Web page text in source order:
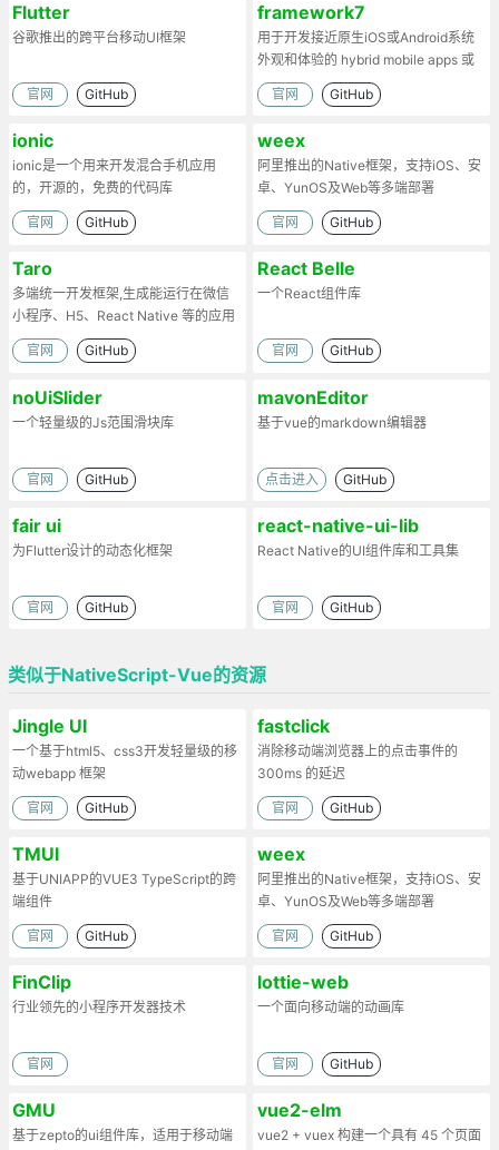
Flutter
谷歌推出的跨平台移动UI框架
官网 GitHub
framework7
用于开发接近原生iOS或Android系统
外观和体验的 hybrid mobile apps 或
web apps
官网 GitHub
ionic
ionic是一个用来开发混合手机应用
的，开源的，免费的代码库
官网 GitHub
weex
阿里推出的Native框架，支持iOS、安
卓、YunOS及Web等多端部署
官网 GitHub
Taro
多端统一开发框架,生成能运行在微信
小程序、H5、React Native 等的应用
官网 GitHub
React Belle
一个React组件库
官网 GitHub
noUiSlider
一个轻量级的Js范围滑块库
官网 GitHub
mavonEditor
基于vue的markdown编辑器
点击进入 GitHub
fair ui
为Flutter设计的动态化框架
官网 GitHub
react-native-ui-lib
React Native的UI组件库和工具集
官网 GitHub
类似于NativeScript-Vue的资源
Jingle UI
一个基于html5、css3开发轻量级的移
动webapp 框架
官网 GitHub
fastclick
消除移动端浏览器上的点击事件的
300ms 的延迟
官网 GitHub
TMUI
基于UNIAPP的VUE3 TypeScript的跨
端组件
官网 GitHub
weex
阿里推出的Native框架，支持iOS、安
卓、YunOS及Web等多端部署
官网 GitHub
FinClip
行业领先的小程序开发器技术
官网
lottie-web
一个面向移动端的动画库
官网 GitHub
GMU
基于zepto的ui组件库，适用于移动端
vue2-elm
vue2 + vuex 构建一个具有 45 个页面